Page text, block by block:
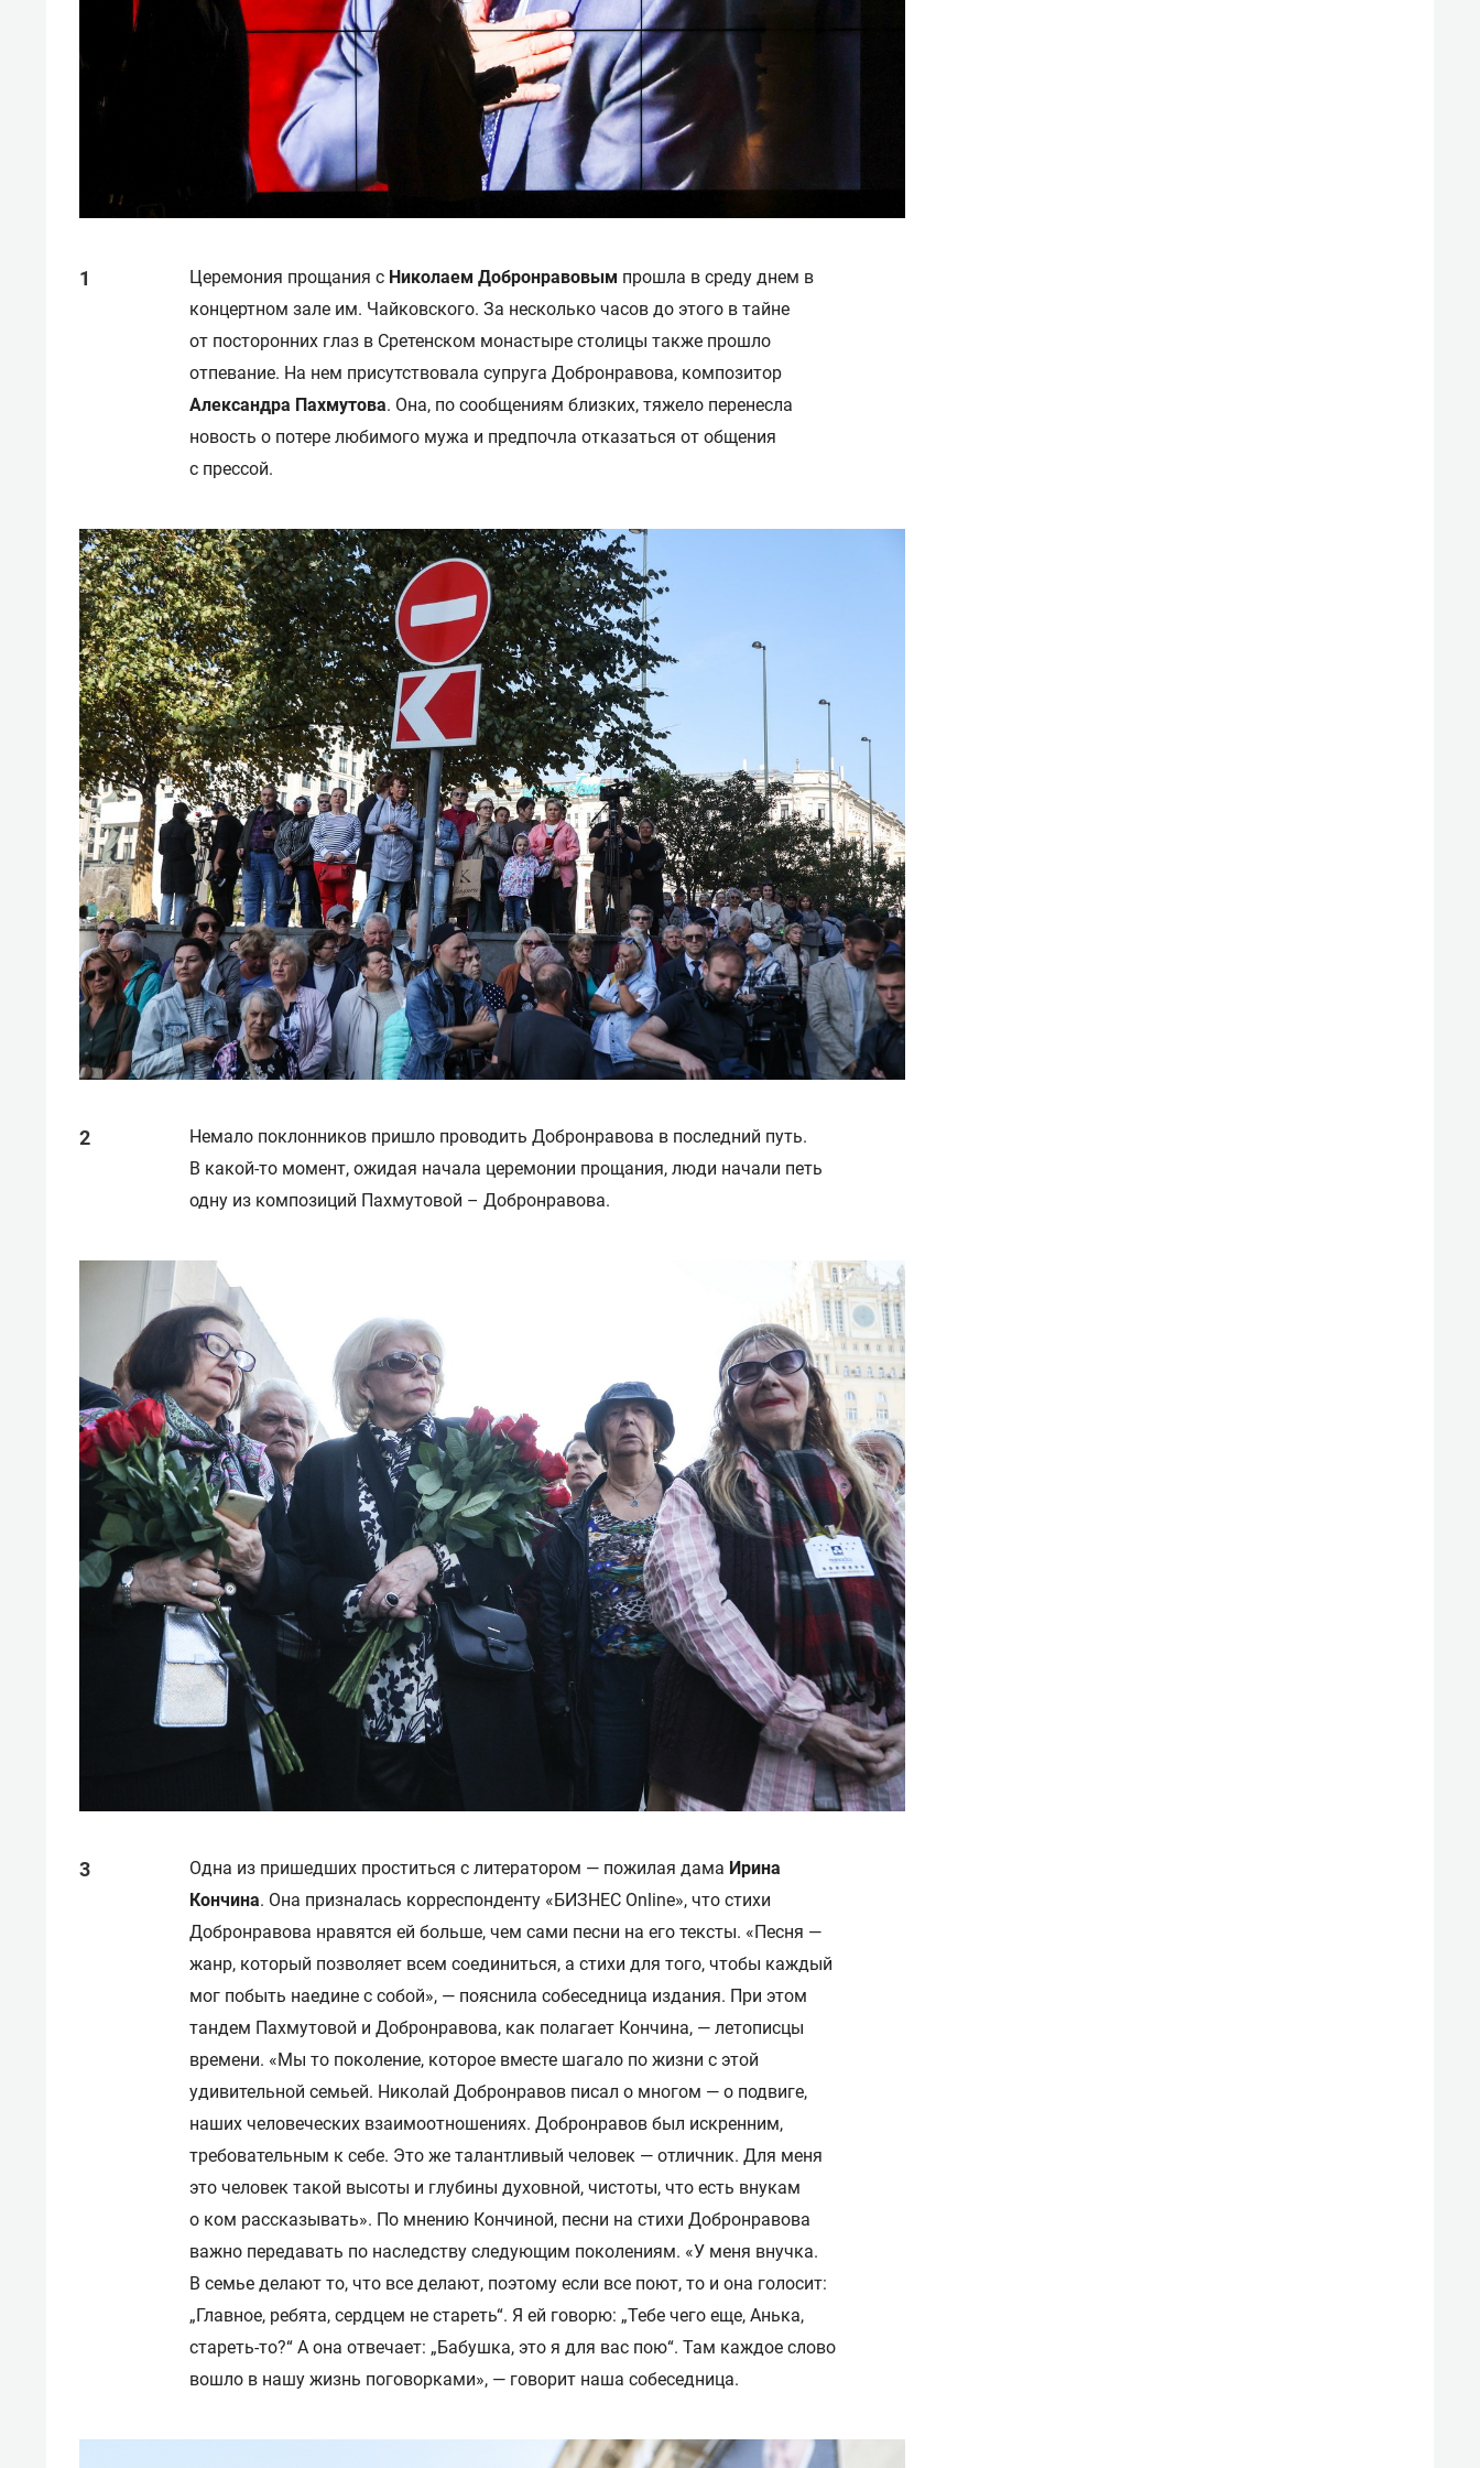
Церемония прощания с Николаем Добронравовым прошла в среду днем в
концертном зале им. Чайковского. За несколько часов до этого в тайне
от посторонних глаз в Сретенском монастыре столицы также прошло
отпевание. На нем присутствовала супруга Добронравова, композитор
Александра Пахмутова. Она, по сообщениям близких, тяжело перенесла
новость о потере любимого мужа и предпочла отказаться от общения
с прессой.
Немало поклонников пришло проводить Добронравова в последний путь.
В какой-то момент, ожидая начала церемонии прощания, люди начали петь
одну из композиций Пахмутовой – Добронравова.
Одна из пришедших проститься с литератором — пожилая дама Ирина
Кончина. Она призналась корреспонденту «БИЗНЕС Online», что стихи
Добронравова нравятся ей больше, чем сами песни на его тексты. «Песня —
жанр, который позволяет всем соединиться, а стихи для того, чтобы каждый
мог побыть наедине с собой», — пояснила собеседница издания. При этом
тандем Пахмутовой и Добронравова, как полагает Кончина, — летописцы
времени. «Мы то поколение, которое вместе шагало по жизни с этой
удивительной семьей. Николай Добронравов писал о многом — о подвиге,
наших человеческих взаимоотношениях. Добронравов был искренним,
требовательным к себе. Это же талантливый человек — отличник. Для меня
это человек такой высоты и глубины духовной, чистоты, что есть внукам
о ком рассказывать». По мнению Кончиной, песни на стихи Добронравова
важно передавать по наследству следующим поколениям. «У меня внучка.
В семье делают то, что все делают, поэтому если все поют, то и она голосит:
„Главное, ребята, сердцем не стареть“. Я ей говорю: „Тебе чего еще, Анька,
стареть-то?“ А она отвечает: „Бабушка, это я для вас пою“. Там каждое слово
вошло в нашу жизнь поговорками», — говорит наша собеседница.